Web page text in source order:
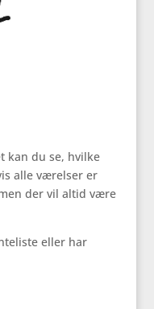
kan du se, hvilke
alle værelser er
men der vil altid være
eller har